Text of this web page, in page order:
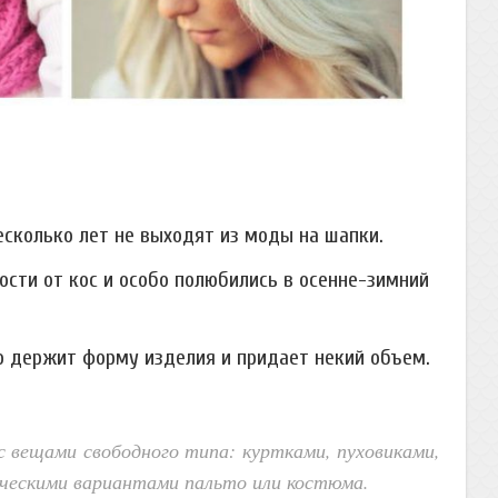
лет не выходят из моды на шапки.
от кос и особо полюбились в осенне-зимний
держит форму изделия и придает некий объем.
свободного типа: куртками, пуховиками,
вариантами пальто или костюма.